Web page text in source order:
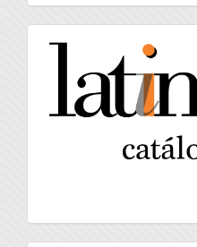
artículo
latindex